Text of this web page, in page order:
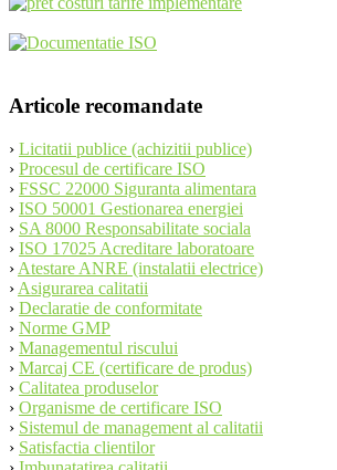
Articole recomandate
› Licitatii publice (achizitii publice)
› Procesul de certificare ISO
› FSSC 22000 Siguranta alimentara
› ISO 50001 Gestionarea energiei
› SA 8000 Responsabilitate sociala
› ISO 17025 Acreditare laboratoare
› Atestare ANRE (instalatii electrice)
› Asigurarea calitatii
› Declaratie de conformitate
› Norme GMP
› Managementul riscului
› Marcaj CE (certificare de produs)
› Calitatea produselor
› Organisme de certificare ISO
› Sistemul de management al calitatii
› Satisfactia clientilor